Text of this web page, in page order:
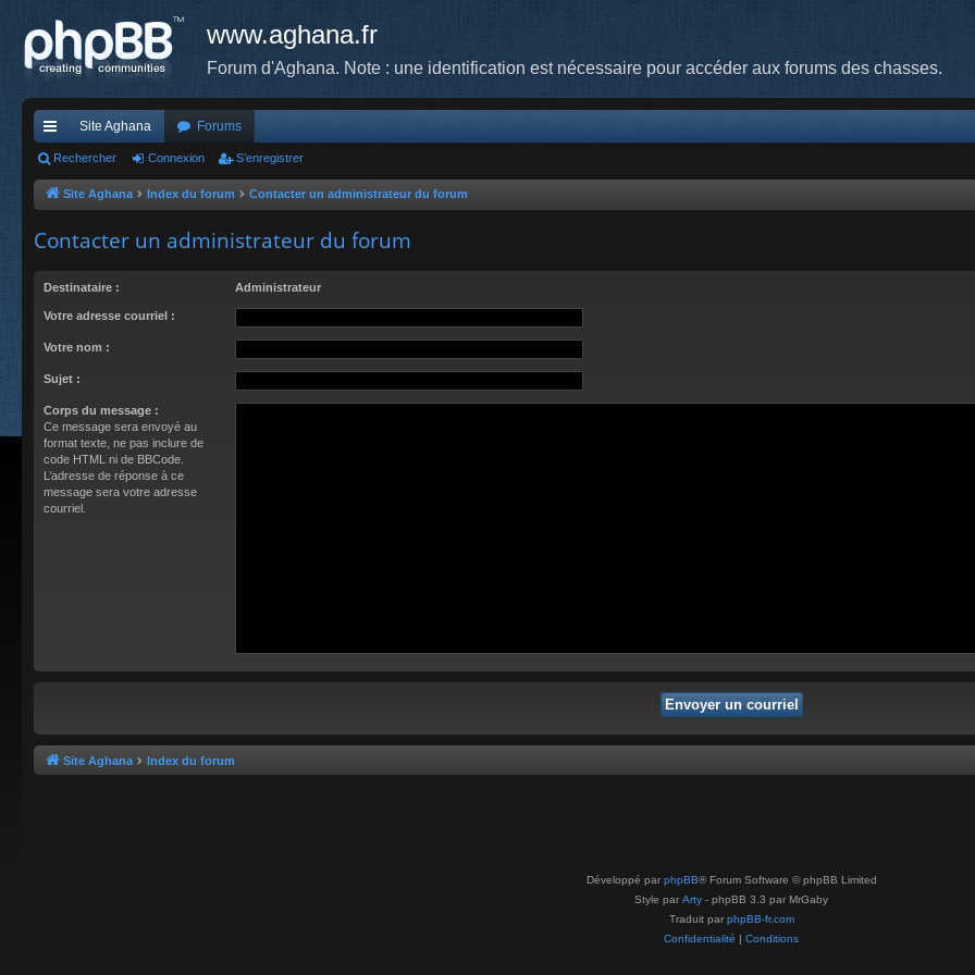
www.aghana.fr
Forum d'Aghana. Note : une identification est nécessaire pour accéder aux forums des chasses.
cc
ès
de
Site Aghana Forums
Rechercher Connexion S’enregistrer
Site Aghana Index du forum Contacter un administrateur du forum
Contacter un administrateur du forum
Destinataire : Administrateur
Votre adresse courriel :
Votre nom :
Sujet :
Corps du message :
Ce message sera envoyé au
format texte, ne pas inclure de
code HTML ni de BBCode.
L’adresse de réponse à ce
message sera votre adresse
courriel.
Site Aghana Index du forum
Développé par phpBB® Forum Software © phpBB Limited
Style par Arty - phpBB 3.3 par MrGaby
Traduit par phpBB-fr.com
Confidentialité | Conditions